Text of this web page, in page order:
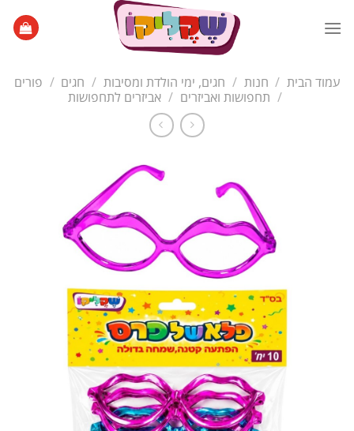
עמוד הבית / חנות / חגים, ימי הולדת ומסיבות / חגים / פורים
/ תחפושות ואביזרים / אביזרים לתחפושות